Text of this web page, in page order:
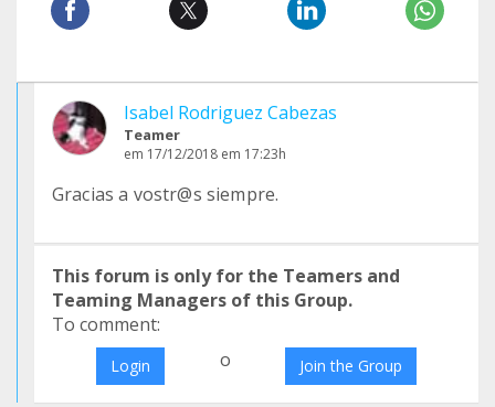
Isabel Rodriguez Cabezas
Teamer
em 17/12/2018 em 17:23h
Gracias a vostr@s siempre.
This forum is only for the Teamers and
Teaming Managers of this Group.
To comment:
Login o Join the Group